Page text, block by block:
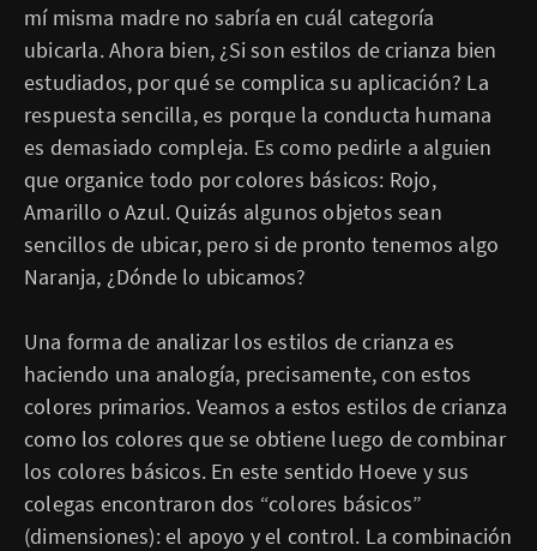
mí misma madre no sabría en cuál categoría
ubicarla. Ahora bien, ¿Si son estilos de crianza bien
estudiados, por qué se complica su aplicación? La
respuesta sencilla, es porque la conducta humana
es demasiado compleja. Es como pedirle a alguien
que organice todo por colores básicos: Rojo,
Amarillo o Azul. Quizás algunos objetos sean
sencillos de ubicar, pero si de pronto tenemos algo
Naranja, ¿Dónde lo ubicamos?
Una forma de analizar los estilos de crianza es
haciendo una analogía, precisamente, con estos
colores primarios. Veamos a estos estilos de crianza
como los colores que se obtiene luego de combinar
los colores básicos. En este sentido Hoeve y sus
colegas encontraron dos “colores básicos”
(dimensiones): el apoyo y el control. La combinación